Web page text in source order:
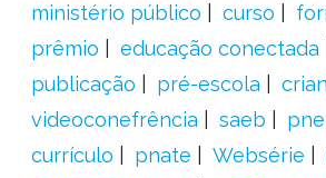
ministério público
curso
prêmio
educação conectada
publicação
pré-escola
videoconefrência
saeb pne
currículo
pnate Websérie